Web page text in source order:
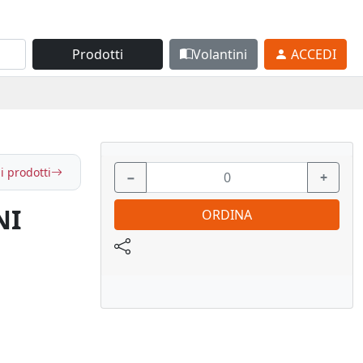
Prodotti Volantini ACCEDI
prodotti − +
ORDINA